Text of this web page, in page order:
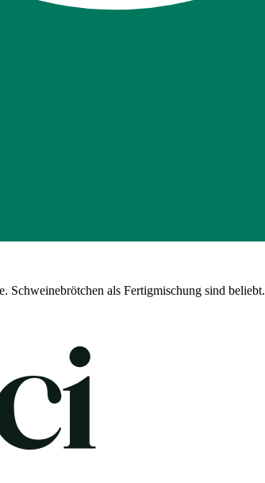
Schweinebrötchen als Fertigmischung sind beliebt.